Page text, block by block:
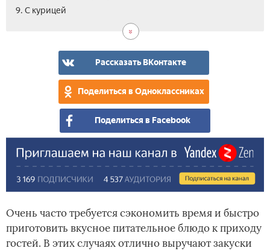
9. С курицей
Рассказать ВКонтакте
Поделиться в Одноклассниках
Поделиться в Facebook
Очень часто требуется сэкономить время и быстро
приготовить вкусное питательное блюдо к приходу
гостей. В этих случаях отлично выручают закуски